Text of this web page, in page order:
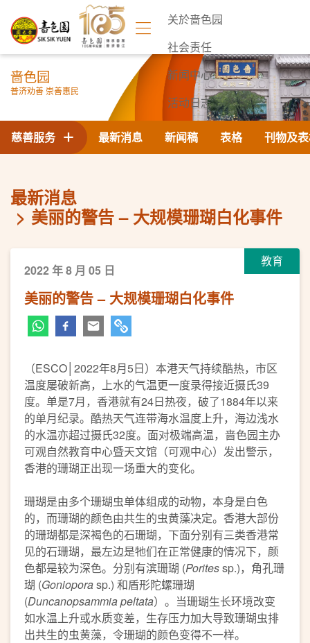
关於啬色园
社会责任
新闻中心
活动日志
联络我们
啬色园
普济劝善 崇善惠民
最新消息 新闻稿 表格 刊物及
慈善服务
最新消息
美丽的警告 – 大规模珊瑚白化事件
教育
2022 年 8 月 05 日
美丽的警告 – 大规模珊瑚白化事件
（ESCO│2022年8月5日）本港天气持续酷热，市区
温度屡破新高，上水的气温更一度录得接近摄氏39
度。单是7月，香港就有24日热夜，破了1884年以来
的单月纪录。酷热天气连带海水温度上升，海边浅水
的水温亦超过摄氏32度。面对极端高温，啬色园主办
可观自然教育中心暨天文馆（可观中心）发出警示，
香港的珊瑚正出现一场重大的变化。
珊瑚是由多个珊瑚虫单体组成的动物，本身是白色
的，而珊瑚的颜色由共生的虫黄藻决定。香港大部份
的珊瑚都是深褐色的石珊瑚，下面分别有三类香港常
见的石珊瑚，最左边是牠们在正常健康的情况下，颜
色都是较为深色。分别有滨珊瑚 (Poritessp.)，角孔珊
瑚 (Gonioporasp.) 和盾形陀螺珊瑚
(Duncanopsammia peltata）。当珊瑚生长环境改变
如水温上升或水质变差，生存压力加大导致珊瑚虫排
出共生的虫黄藻，令珊瑚的颜色变得不一样。